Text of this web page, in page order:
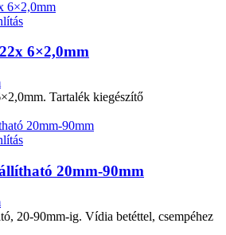
6×2,0mm
Tartalék kiegészítő
20mm-90mm
20-90mm-ig. Vídia betéttel, csempéhez